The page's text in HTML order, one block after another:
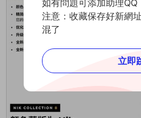
如有問題可添加助理
注意：收藏保存好新網
混了
立即